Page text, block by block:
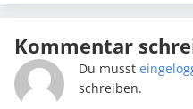
Kommentar
Du musst
schreiben.